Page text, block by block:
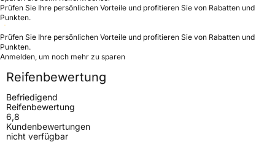
Prüfen Sie Ihre persönlichen Vorteile und profitieren Sie von Rabatten und
Punkten.
Prüfen Sie Ihre persönlichen Vorteile und profitieren Sie von Rabatten und
Punkten.
Anmelden, um noch mehr zu sparen
Reifenbewertung
Befriedigend
Reifenbewertung
6,8
Kundenbewertungen
nicht verfügbar